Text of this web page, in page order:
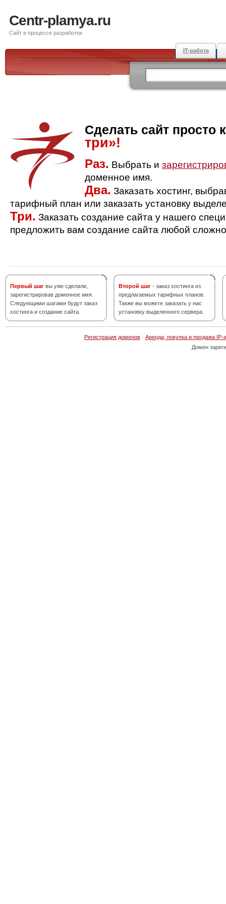
Centr-plamya.ru
Сайт в процессе разработки
IT-работа
Сделать сайт просто
три»!
Раз. Выбрать и
доменное имя.
Два. Заказать хостинг,
тарифный план или заказать установку
Три. Заказать создание сайта у нашего
предложить вам создание сайта любой
Первый шаг вы уже сделали,
зарегистрировав доменное имя.
Следующими шагами будут заказ
хостинга и создание сайта.
Второй шаг - заказ хостинга из
предлагаемых тарифных планов.
Также вы можете заказать у нас
установку выделенного сервера.
Регистрация доменов· Аренда, покупка и продажа IP-
Домен